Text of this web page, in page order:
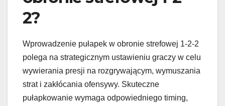
2?
Wprowadzenie pułapek w obronie strefowej 1-2-2
polega na strategicznym ustawieniu graczy w celu
wywierania presji na rozgrywającym, wymuszania
strat i zakłócania ofensywy. Skuteczne
pułapkowanie wymaga odpowiedniego timing,